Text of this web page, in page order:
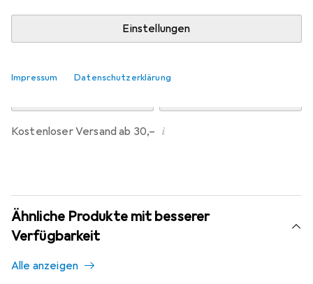
Einstellungen
Impressum Datenschutzerklärung
Lieferort angeben für genaue Lieferzeit
Kostenloser Versand ab 30,– i
Ähnliche Produkte mit besserer
Verfügbarkeit
Alle anzeigen